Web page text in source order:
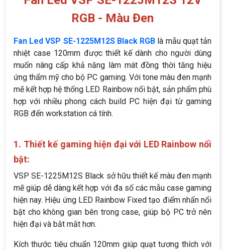
RGB - Màu Đen
Fan Led VSP SE-1225M12S Black RGB là mẫu quạt tản
nhiệt case 120mm được thiết kế dành cho người dùng
muốn nâng cấp khả năng làm mát đồng thời tăng hiệu
ứng thẩm mỹ cho bộ PC gaming. Với tone màu đen mạnh
mẽ kết hợp hệ thống LED Rainbow nổi bật, sản phẩm phù
hợp với nhiều phong cách build PC hiện đại từ gaming
RGB đến workstation cá tính.
1. Thiết kế gaming hiện đại với LED Rainbow nổi
bật:
VSP SE-1225M12S Black sở hữu thiết kế màu đen mạnh
mẽ giúp dễ dàng kết hợp với đa số các mẫu case gaming
hiện nay. Hiệu ứng LED Rainbow Fixed tạo điểm nhấn nổi
bật cho không gian bên trong case, giúp bộ PC trở nên
hiện đại và bắt mắt hơn.
Kích thước tiêu chuẩn 120mm giúp quạt tương thích với